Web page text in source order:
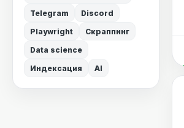
Telegram
Discord
Playwright
Скраппинг
Data science
Индексация
AI